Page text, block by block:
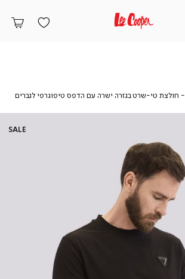
גברים
חולצת טי-שרט בגזרה ישרה עם הדפס טיפוגרפי לגברים
עם
SALE